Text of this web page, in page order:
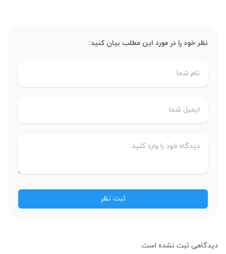
نظر خود را در مورد این مطلب بیان کنید:
دیدگاهی ثبت نشده است.